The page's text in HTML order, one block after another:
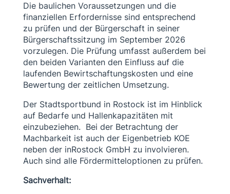
Die baulichen Voraussetzungen und die
finanziellen Erfordernisse sind entsprechend
zu prüfen und der Bürgerschaft in seiner
Bürgerschaftssitzung im September 2026
vorzulegen. Die Prüfung umfasst außerdem bei
den beiden Varianten den Einfluss auf die
laufenden Bewirtschaftungskosten und eine
Bewertung der zeitlichen Umsetzung.
Der Stadtsportbund in Rostock ist im Hinblick
auf Bedarfe und Hallenkapazitäten mit
einzubeziehen. Bei der Betrachtung der
Machbarkeit ist auch der Eigenbetrieb KOE
neben der inRostock GmbH zu involvieren.
Auch sind alle Fördermitteloptionen zu prüfen.
Sachverhalt: